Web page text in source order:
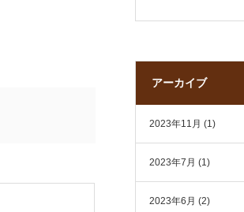
アーカイブ
2023年11月 (1)
2023年7月 (1)
2023年6月 (2)